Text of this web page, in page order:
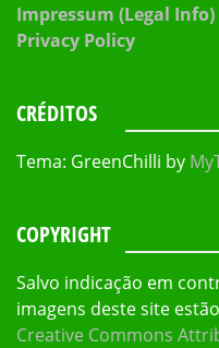
Impressum (Legal Info)
Privacy Policy
CRÉDITOS
Tema: GreenChilli by
COPYRIGHT
Salvo indicação em
imagens deste site
Creative Commons